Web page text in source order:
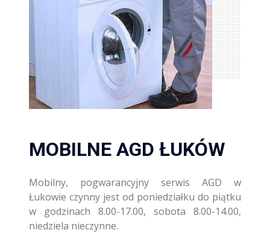
MOBILNE AGD ŁUKÓW
Mobilny, pogwarancyjny serwis AGD w
Łukowie czynny jest od poniedziałku do piątku
w godzinach 8.00-17.00, sobota 8.00-14.00,
niedziela nieczynne.